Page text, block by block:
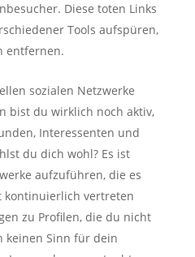
Diese toten Links
Tools aufspüren,
entfernen.
sozialen Netzwerke
bist du wirklich noch aktiv,
Interessenten und
du dich wohl? Es ist
aufzuführen, die es
kontinuierlich vertreten
zu Profilen, die du nicht
keinen Sinn für dein